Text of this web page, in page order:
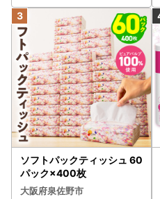
ソフトパックティッシュ 60
パック×400枚
大阪府泉佐野市